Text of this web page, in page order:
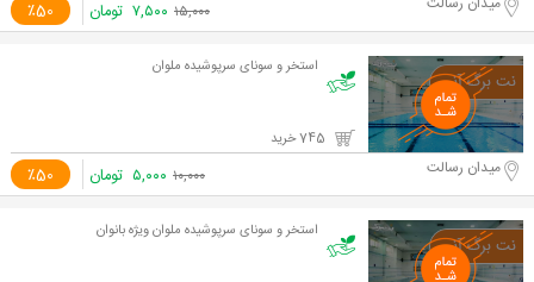
٪50 ۱۵,۰۰۰ ۷,۵۰۰ تومان
استخر و سونای سرپوشیده ملوان
٪50 میدان رسالت ۱۰,۰۰۰ ۵,۰۰۰ تومان
استخر و سونای سرپوشیده ملوان ویژه بانوان